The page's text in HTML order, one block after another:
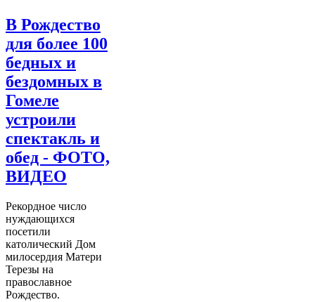
В Рождество
для более 100
бедных и
бездомных в
Гомеле
устроили
спектакль и
обед - ФОТО,
ВИДЕО
Рекордное число
нуждающихся
посетили
католический Дом
милосердия Матери
Терезы на
православное
Рождество.